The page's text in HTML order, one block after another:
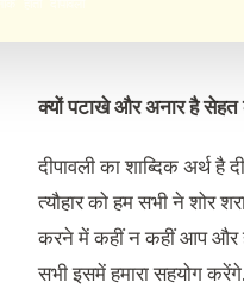
क्यों पटाखे और अनार है सेहत
दीपावली का शाब्दिक अर्थ है
त्यौहार को हम सभी ने शोर
करने में कहीं न कहीं आप और हम
सभी इसमें हमारा सहयोग